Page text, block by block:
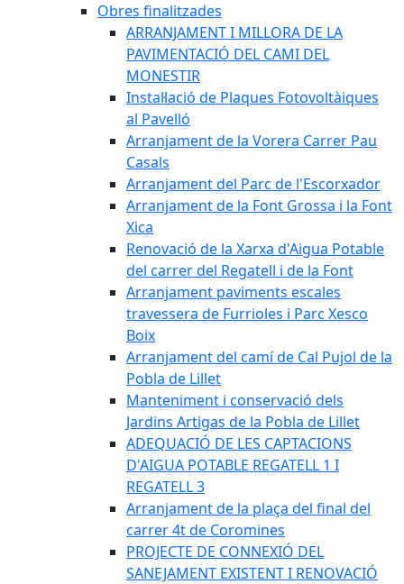
Obres finalitzades
ARRANJAMENT I MILLORA DE LA
PAVIMENTACIÓ DEL CAMI DEL
MONESTIR
Instal·lació de Plaques Fotovoltàiques
al Pavelló
Arranjament de la Vorera Carrer Pau
Casals
Arranjament del Parc de l'Escorxador
Arranjament de la Font Grossa i la Font
Xica
Renovació de la Xarxa d'Aigua Potable
del carrer del Regatell i de la Font
Arranjament paviments escales
travessera de Furrioles i Parc Xesco
Boix
Arranjament del camí de Cal Pujol de la
Pobla de Lillet
Manteniment i conservació dels
Jardins Artigas de la Pobla de Lillet
ADEQUACIÓ DE LES CAPTACIONS
D'AIGUA POTABLE REGATELL 1 I
REGATELL 3
Arranjament de la plaça del final del
carrer 4t de Coromines
PROJECTE DE CONNEXIÓ DEL
SANEJAMENT EXISTENT I RENOVACIÓ